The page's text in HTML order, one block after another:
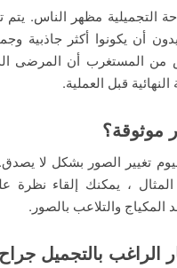
التجميلية مظهر الناس. يتم
أن يكونوا أكثر جاذبية
المستغرب أن المرضى
النهائية قبل العملية.
موثوقة؟
تغيير الصور بشكل لا
، يمكنك إلقاء نظرة
المكياج والتلاعب بالصور.
الراغب بالتجميل